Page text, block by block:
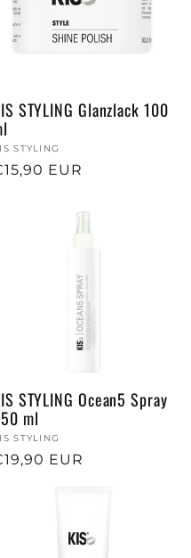
STYLING Glanzlack 100
STYLING
EUR
STYLING Ocean5 Spray
ml
STYLING
EUR